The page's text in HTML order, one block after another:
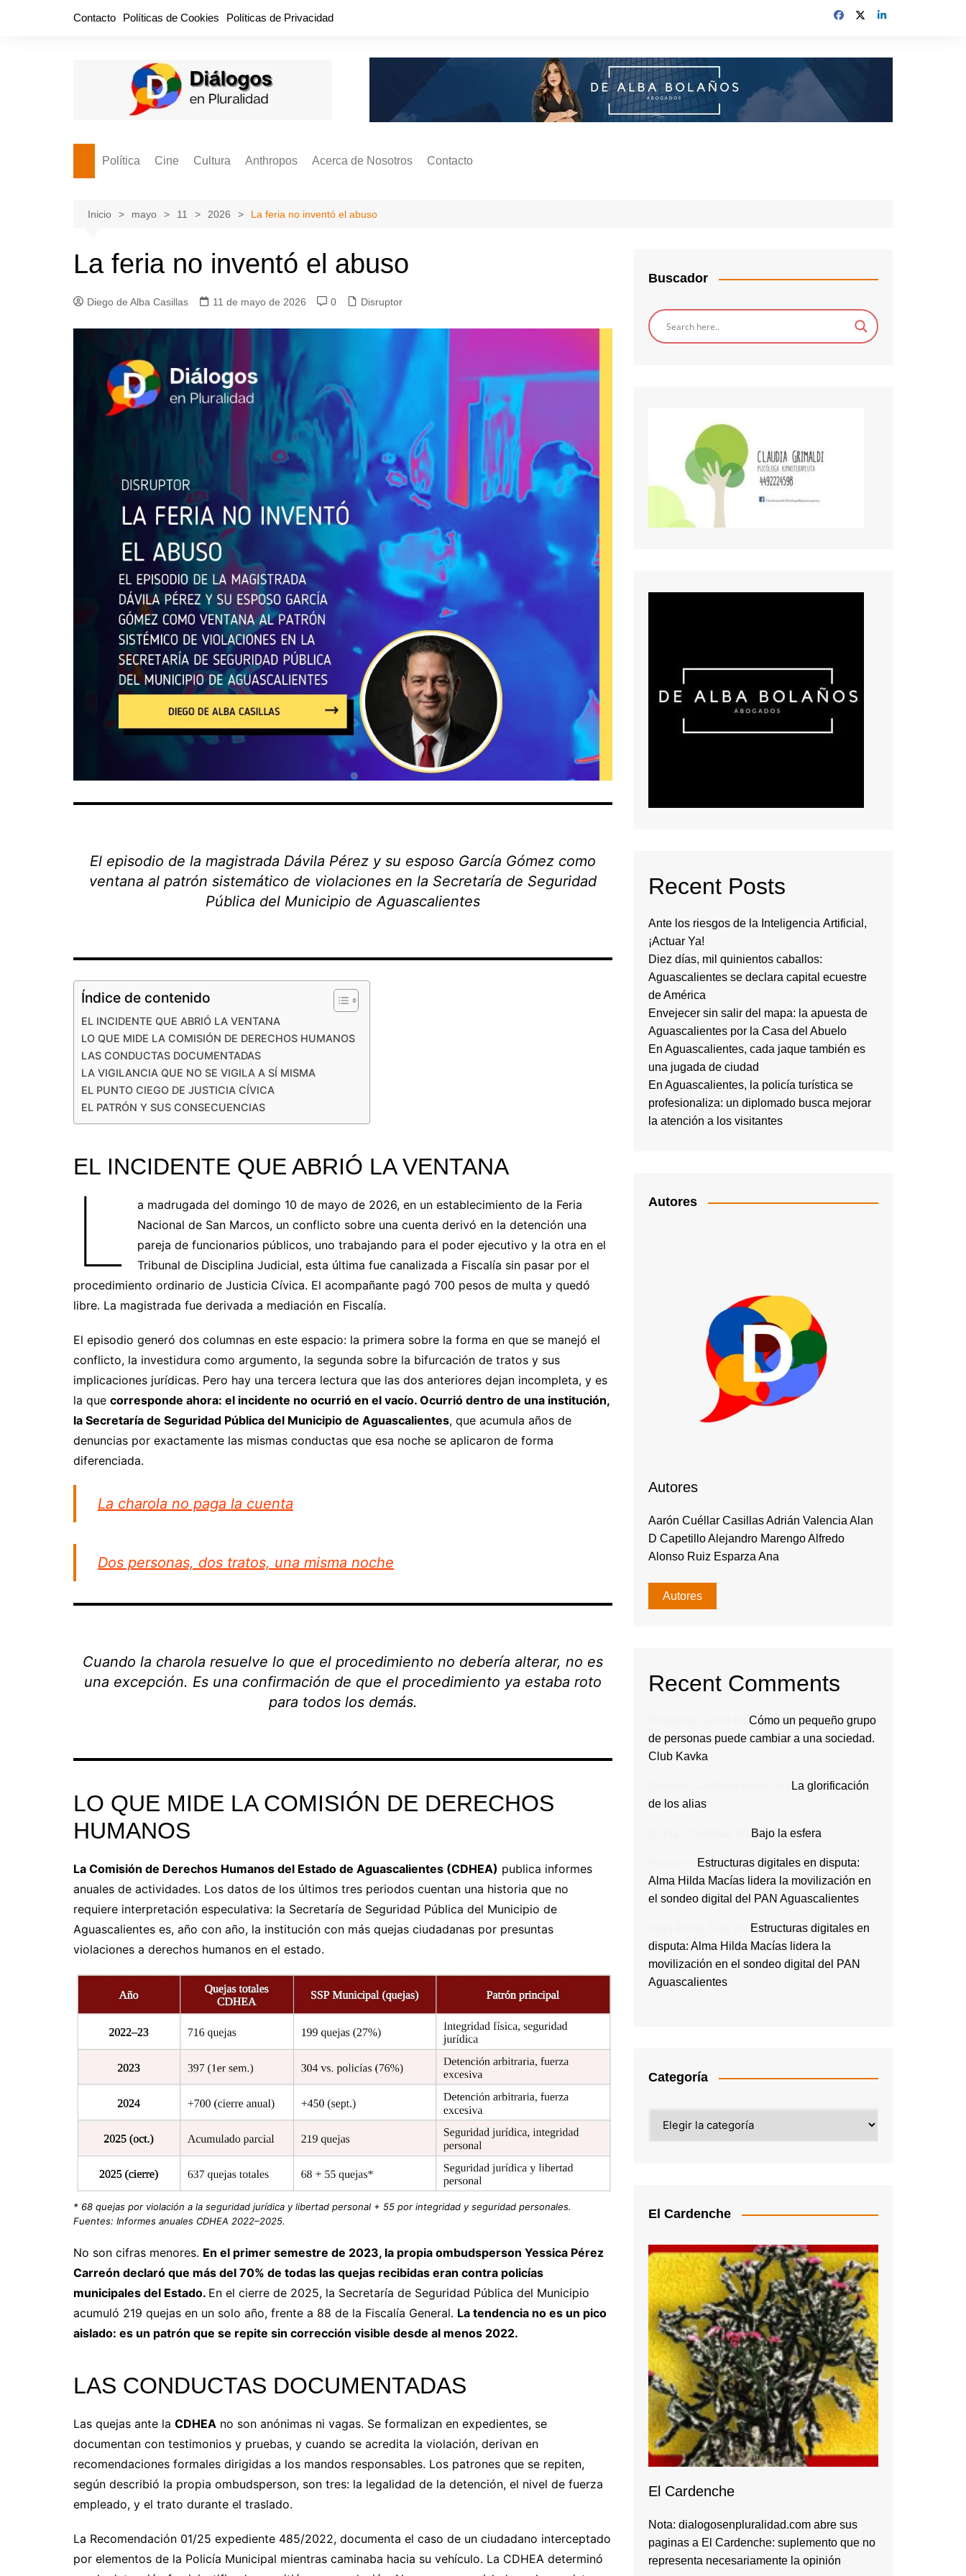
Contacto Políticas de Cookies Políticas de Privacidad
Política
Cabos Sueltos
Disruptor
El Cardenche
Guerra de Encuestas
Línea Dura
Sin rodeos
Valor Público
Cine
FILMOGRAFÍAS
Cultura
Crónica
Libros
Música
Poesía
Anthropos
¡Descrecimiento o colapso!
Estadística
Hemeródromo
Líderes inspiradores
Pedagogía Jurídica
REFLEXIONES
Tilde y tinta
Ya regresé
Acerca de Nosotros Contacto
Inicio mayo 11 2026 La feria no inventó el abuso
La feria no inventó el abuso
Diego de Alba Casillas 11 de mayo de 2026 0 Disruptor
El episodio de la magistrada Dávila Pérez y su esposo García Gómez como
ventana al patrón sistemático de violaciones en la Secretaría de Seguridad
Pública del Municipio de Aguascalientes
Índice de contenido
EL INCIDENTE QUE ABRIÓ LA VENTANA
LO QUE MIDE LA COMISIÓN DE DERECHOS HUMANOS
LAS CONDUCTAS DOCUMENTADAS
LA VIGILANCIA QUE NO SE VIGILA A SÍ MISMA
EL PUNTO CIEGO DE JUSTICIA CÍVICA
EL PATRÓN Y SUS CONSECUENCIAS
EL INCIDENTE QUE ABRIÓ LA VENTANA
L
a madrugada del domingo 10 de mayo de 2026, en un establecimiento de la Feria
Nacional de San Marcos, un conflicto sobre una cuenta derivó en la detención una
pareja de funcionarios públicos, uno trabajando para el poder ejecutivo y la otra en el
Tribunal de Disciplina Judicial, esta última fue canalizada a Fiscalía sin pasar por el
procedimiento ordinario de Justicia Cívica. El acompañante pagó 700 pesos de multa y quedó
libre. La magistrada fue derivada a mediación en Fiscalía.
El episodio generó dos columnas en este espacio: la primera sobre la forma en que se manejó el
conflicto, la investidura como argumento, la segunda sobre la bifurcación de tratos y sus
implicaciones jurídicas. Pero hay una tercera lectura que las dos anteriores dejan incompleta, y es
la que corresponde ahora: el incidente no ocurrió en el vacío. Ocurrió dentro de una institución,
la Secretaría de Seguridad Pública del Municipio de Aguascalientes, que acumula años de
denuncias por exactamente las mismas conductas que esa noche se aplicaron de forma
diferenciada.
La charola no paga la cuenta
Dos personas, dos tratos, una misma noche
Cuando la charola resuelve lo que el procedimiento no debería alterar, no es
una excepción. Es una confirmación de que el procedimiento ya estaba roto
para todos los demás.
LO QUE MIDE LA COMISIÓN DE DERECHOS
HUMANOS
La Comisión de Derechos Humanos del Estado de Aguascalientes (CDHEA) publica informes
anuales de actividades. Los datos de los últimos tres periodos cuentan una historia que no
requiere interpretación especulativa: la Secretaría de Seguridad Pública del Municipio de
Aguascalientes es, año con año, la institución con más quejas ciudadanas por presuntas
violaciones a derechos humanos en el estado.
* 68 quejas por violación a la seguridad jurídica y libertad personal + 55 por integridad y seguridad personales.
Fuentes: Informes anuales CDHEA 2022–2025.
No son cifras menores. En el primer semestre de 2023, la propia ombudsperson Yessica Pérez
Carreón declaró que más del 70% de todas las quejas recibidas eran contra policías
municipales del Estado. En el cierre de 2025, la Secretaría de Seguridad Pública del Municipio
acumuló 219 quejas en un solo año, frente a 88 de la Fiscalía General. La tendencia no es un pico
aislado: es un patrón que se repite sin corrección visible desde al menos 2022.
LAS CONDUCTAS DOCUMENTADAS
Las quejas ante la CDHEA no son anónimas ni vagas. Se formalizan en expedientes, se
documentan con testimonios y pruebas, y cuando se acredita la violación, derivan en
recomendaciones formales dirigidas a los mandos responsables. Los patrones que se repiten,
según describió la propia ombudsperson, son tres: la legalidad de la detención, el nivel de fuerza
empleado, y el trato durante el traslado.
La Recomendación 01/25 expediente 485/2022, documenta el caso de un ciudadano interceptado
por elementos de la Policía Municipal mientras caminaba hacia su vehículo. La CDHEA determinó
Buscador
Recent Posts
Ante los riesgos de la Inteligencia Artificial,
¡Actuar Ya!
Diez días, mil quinientos caballos:
Aguascalientes se declara capital ecuestre
de América
Envejecer sin salir del mapa: la apuesta de
Aguascalientes por la Casa del Abuelo
En Aguascalientes, cada jaque también es
una jugada de ciudad
En Aguascalientes, la policía turística se
profesionaliza: un diplomado busca mejorar
la atención a los visitantes
Autores
Autores
Aarón Cuéllar Casillas Adrián Valencia Alan
D Capetillo Alejandro Marengo Alfredo
Alonso Ruiz Esparza Ana
Autores
Recent Comments
Cómo un pequeño grupo
de personas puede cambiar a una sociedad.
Club Kavka
La glorificación
de los alias
Bajo la esfera
Estructuras digitales en disputa:
Alma Hilda Macías lidera la movilización en
el sondeo digital del PAN Aguascalientes
Estructuras digitales en
disputa: Alma Hilda Macías lidera la
movilización en el sondeo digital del PAN
Aguascalientes
Categoría
El Cardenche
El Cardenche
Nota: dialogosenpluralidad.com abre sus
paginas a El Cardenche: suplemento que no
representa necesariamente la opinión